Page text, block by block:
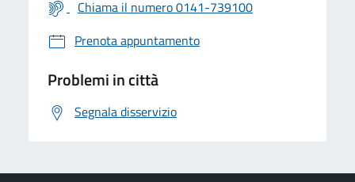
Chiama il numero 0141-739100
Prenota appuntamento
Problemi in città
Segnala disservizio